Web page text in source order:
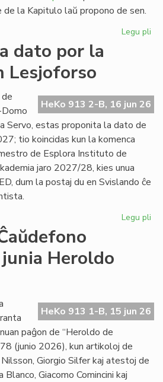
la Kapitulo laŭ propono de sen.
Legu pli
dato por la
Lesjoforso
HeKo 913 2-B, 16 jun 26
Servo, estas proponita la dato de
tio koincidas kun la komenca
de Esplora Instituto de
jaro 2027/28, kies unua
dum la postaj du en Svislando ĉe
Legu pli
en
Heroldo
HeKo 913 1-B, 15 jun 26
paĝon de “Heroldo de
(junio 2026), kun artikoloj de
Giorgio Silfer kaj atestoj de
Giacomo Comincini kaj